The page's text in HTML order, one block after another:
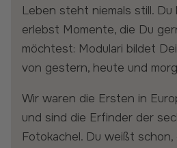
Leben steht niemals still. Du
erlebst Momente, die Du
möchtest: Modulari bildet
von gestern, heute und
Wir waren die Ersten in Europa mit dieser Idee
und sind die Erfinder der
Fotokachel. Du weißt schon,